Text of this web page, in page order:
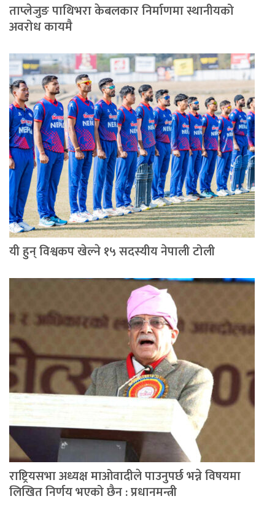
ताप्लेजुङ पाथिभरा केबलकार निर्माणमा स्थानीयको
अवरोध कायमै
यी हुन् विश्वकप खेल्ने १५ सदस्यीय नेपाली टोली
राष्ट्रियसभा अध्यक्ष माओवादीले पाउनुपर्छ भन्ने विषयमा
लिखित निर्णय भएको छैन : प्रधानमन्त्री